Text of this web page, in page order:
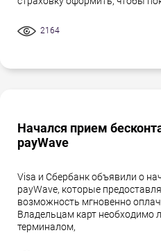
2164
Начался прием
payWave
Visa и Сбербанк объявили о
payWave, которые
возможность мгновенно
Владельцам карт необходимо
терминалом,